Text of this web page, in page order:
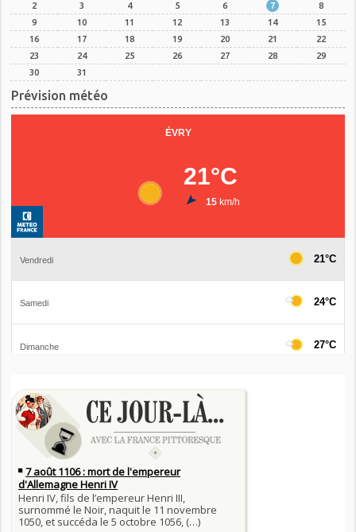
2
3 4 5 6 7
8
9
10 11 12 13 14
15
16
17 18 19 20 21
22
23
24 25 26 27 28
29
30
31
Prévision météo